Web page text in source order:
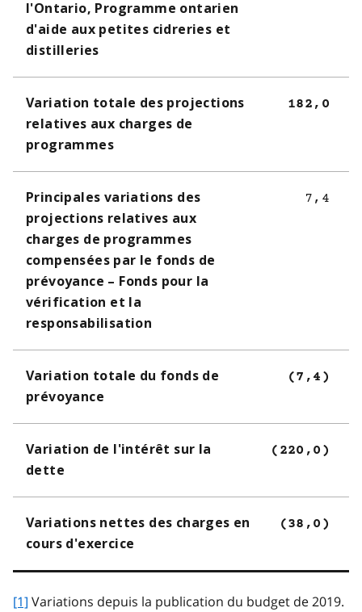
l'Ontario, Programme ontarien
d'aide aux petites cidreries et
distilleries
Variation totale des projections
relatives aux charges de
programmes
182,0
Principales variations des
projections relatives aux
charges de programmes
compensées par le fonds de
prévoyance – Fonds pour la
vérification et la
responsabilisation
7,4
Variation totale du fonds de
prévoyance
(7,4)
Variation de l'intérêt sur la
dette
(220,0)
Variations nettes des charges en
cours d'exercice
(38,0)
[1] Variations depuis la publication du budget de 2019.